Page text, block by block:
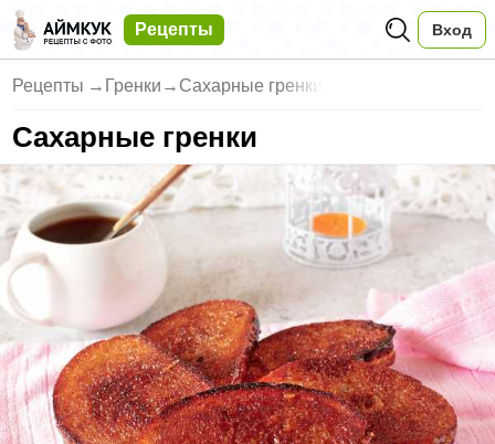
Рецепты Вход
Рецепты → Гренки → Сахарные гренки
Сахарные гренки